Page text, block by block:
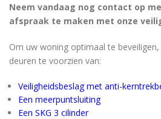
Neem vandaag nog contact op
afspraak te maken met onze
Om uw woning optimaal te
deuren te voorzien van:
Veiligheidsbeslag met anti-
Een meerpuntsluiting
Een SKG 3 cilinder